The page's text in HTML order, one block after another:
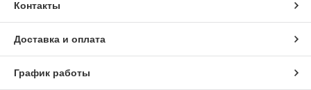
Контакты
Доставка и оплата
График работы